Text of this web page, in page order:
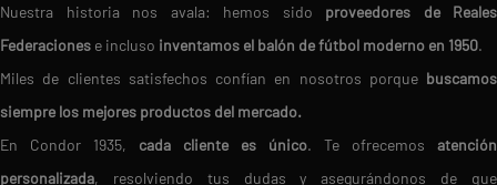
Nuestra historia nos avala: hemos sido proveedores de Reales
Federaciones e incluso inventamos el balón de fútbol moderno en 1950.
Miles de clientes satisfechos confían en nosotros porque buscamos
siempre los mejores productos del mercado.
En Condor 1935, cada cliente es único. Te ofrecemos atención
personalizada, resolviendo tus dudas y asegurándonos de que